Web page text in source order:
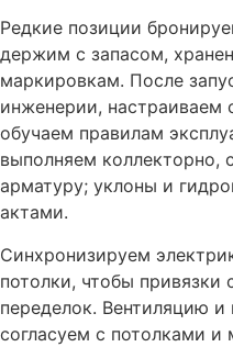
Редкие позиции
держим с запасом,
маркировкам. После
инженерии, настраиваем
обучаем правилам
выполняем коллекторно,
арматуру; уклоны и
актами.
Синхронизируем
потолки, чтобы привязки
переделок. Вентиляцию
согласуем с потолками